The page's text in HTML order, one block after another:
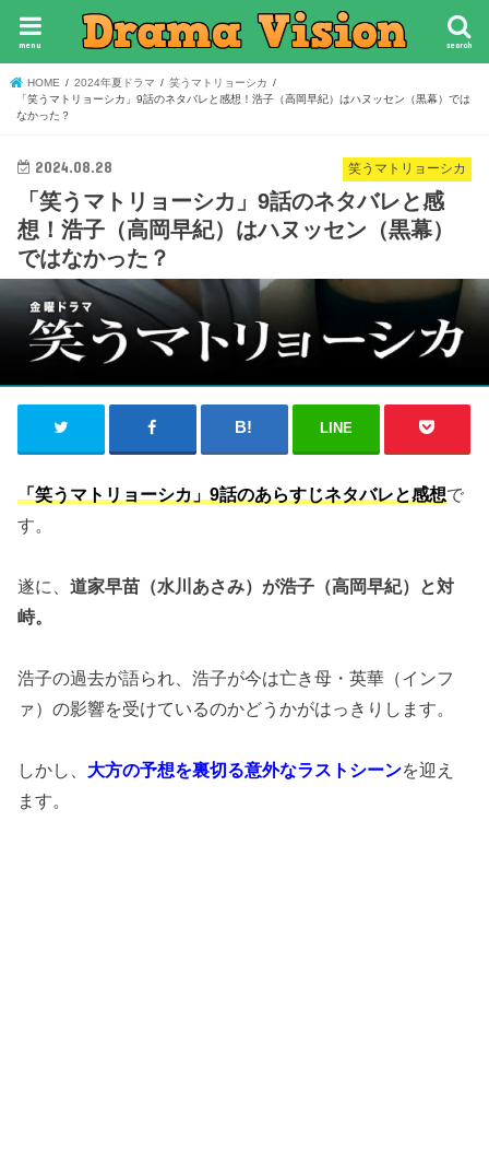
search
menu
HOME 2024年夏ドラマ
笑うマトリョーシカ
「笑うマトリョーシカ」9話のネタバレと感想！浩子（高岡早紀）はハヌッセン（黒幕）では
なかった？
笑うマトリョーシカ
2024.08.28
「笑うマトリョーシカ」9話のネタバレと感
想！浩子（高岡早紀）はハヌッセン（黒幕）
ではなかった？
LINE
「笑うマトリョーシカ」9話のあらすじネタバレと感想で
す。
遂に、道家早苗（水川あさみ）が浩子（高岡早紀）と対
峙。
浩子の過去が語られ、浩子が今は亡き母・英華（インフ
ァ）の影響を受けているのかどうかがはっきりします。
しかし、 大方の予想を裏切る意外なラストシーンを迎え
ます。